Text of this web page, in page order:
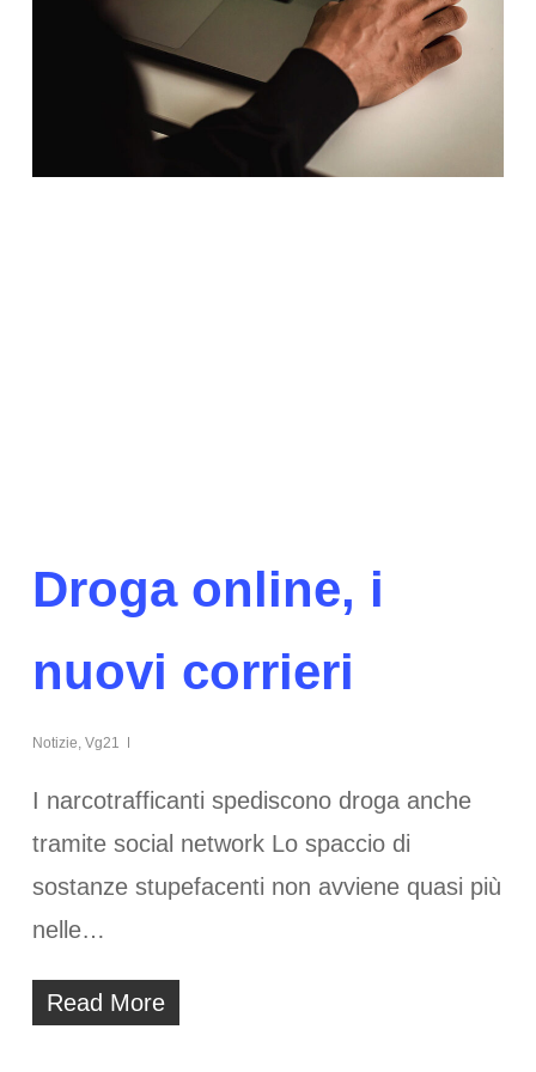
Droga online, i
nuovi corrieri
Notizie, Vg21
I narcotrafficanti spediscono droga anche
tramite social network Lo spaccio di
sostanze stupefacenti non avviene quasi più
nelle…
Read More